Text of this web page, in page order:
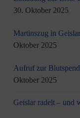
30. Oktober 2025
Martinszug in
Oktober 2025
Aufruf zur
Oktober 2025
Geislar radelt – und